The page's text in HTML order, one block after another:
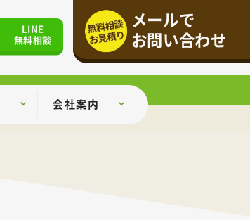
LINE
無料相談
メールで
お問い合わせ
会社案内